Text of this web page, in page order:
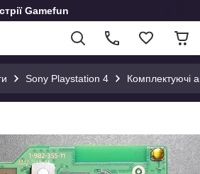
Gamefun
Sony Playstation 4 Комплектуючі